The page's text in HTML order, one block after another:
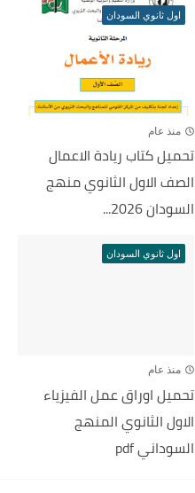
اول ثانوي السودان
منذ عام
تحميل كتاب ريادة الاعمال
الصف الاول الثانوي منهج
السودان 2026...
اول ثانوي السودان
منذ عام
تحميل اوراق عمل الفيزياء
الاول الثانوي المنهج
السوداني pdf